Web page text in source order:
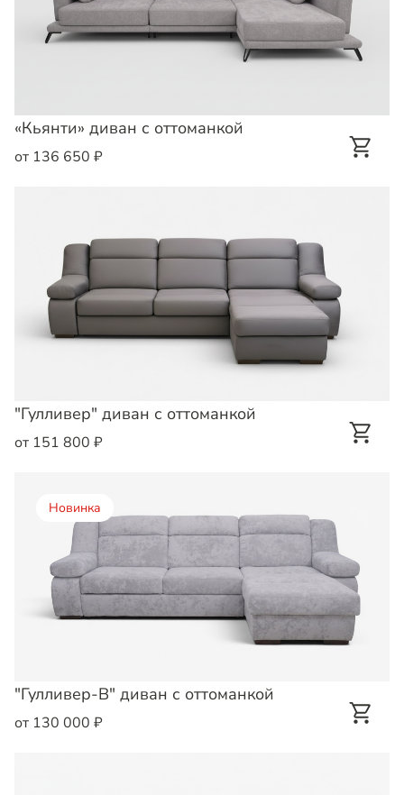
«Кьянти» диван с оттоманкой
от 136 650 ₽
"Гулливер" диван с оттоманкой
от 151 800 ₽
Новинка
"Гулливер-В" диван с оттоманкой
от 130 000 ₽